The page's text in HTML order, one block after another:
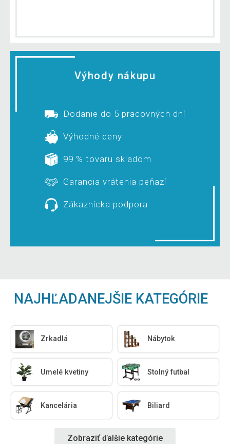
Výhody nákupu
Dodanie do 5 pracovných dní
Výhodné ceny
99 % tovaru skladom
Garancia vrátenia peňazí
Zákaznícka podpora
NAJHĽADANEJŠIE KATEGÓRIE
Zrkadlá Nábytok
Umelé kvetiny Stolný futbal
Kancelária Biliard
Zobraziť ďalšie kategórie